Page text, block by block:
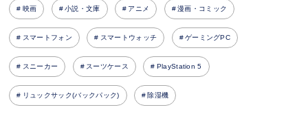
映画 小説・文庫 アニメ 漫画・コミック
スマートフォン スマートウォッチ ゲーミングPC
スニーカー スーツケース PlayStation 5
リュックサック(バックパック) 除湿機